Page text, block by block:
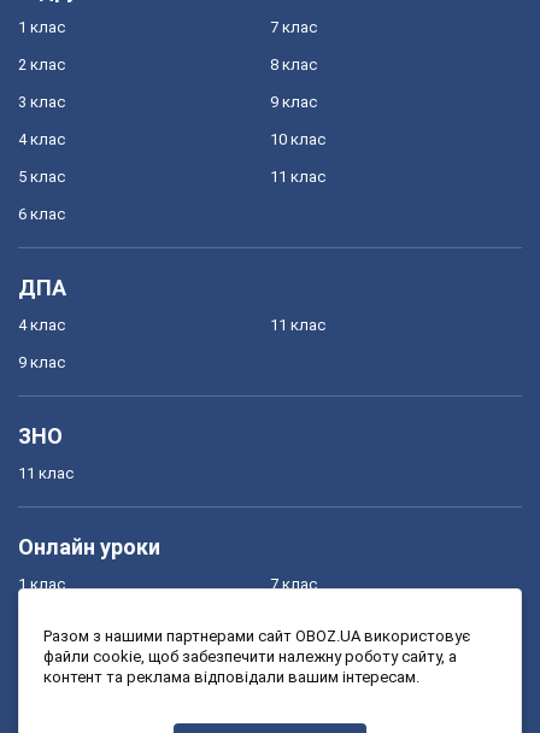
1 клас
2 клас
3 клас
4 клас
5 клас
6 клас
7 клас
8 клас
9 клас
10 клас
11 клас
ДПА
4 клас
9 клас
11 клас
ЗНО
11 клас
Онлайн уроки
1 клас
3 клас
7 клас
9 клас
Разом з нашими партнерами сайт OBOZ.UA використовує
файли cookie, щоб забезпечити належну роботу сайту, а
контент та реклама відповідали вашим інтересам.